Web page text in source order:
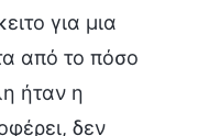
για μια
από το πόσο
ήταν η
δεν